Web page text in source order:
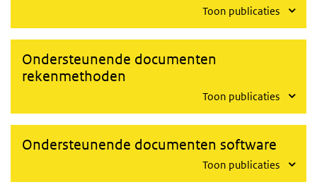
Toon publicaties
Ondersteunende documenten
rekenmethoden
Toon publicaties
Ondersteunende documenten software
Toon publicaties